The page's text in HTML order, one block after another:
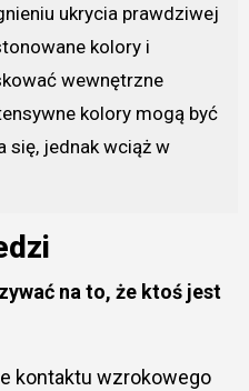
ukrycia prawdziwej
kolory i
wewnętrzne
kolory mogą być
się, jednak wciąż w
na to, że ktoś jest
kontaktu wzrokowego